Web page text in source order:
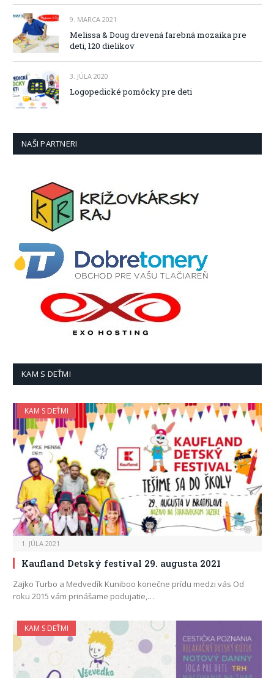
9. MARCA 2021
Melissa & Doug drevená farebná mozaika pre
deti, 120 dielikov
3. JÚLA 2020
Logopedické pomôcky pre deti
NAŠI PARTNERI
KAM S DEŤMI
KAM S DEŤMI
1. JÚLA 2021
Kaufland Detský festival 29. augusta 2021
Zajko Turbo a Medvedík Kuniboo konečne prídu medzi vás Od
roku 2015 vám prinášame podujatie,…
KAM S DEŤMI